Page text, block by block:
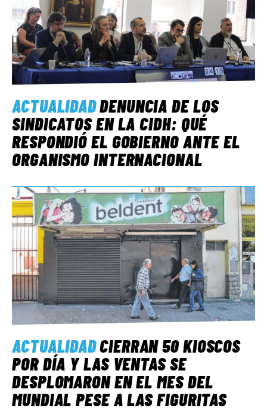
ACTUALIDADDENUNCIA DE LOS
SINDICATOS EN LA CIDH: QUÉ
RESPONDIÓ EL GOBIERNO ANTE EL
ORGANISMO INTERNACIONAL
ACTUALIDADCIERRAN 50 KIOSCOS
POR DÍA Y LAS VENTAS SE
DESPLOMARON EN EL MES DEL
MUNDIAL PESE A LAS FIGURITAS